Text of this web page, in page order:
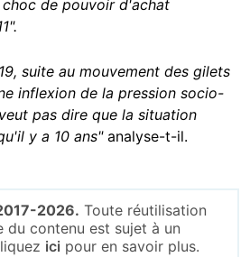
de pouvoir d'achat
suite au mouvement des gilets
inflexion de la pression socio-
pas dire que la situation
y a 10 ans"analyse-t-il.
2026. Toute réutilisation
du contenu est sujet à un
ici pour en savoir plus.